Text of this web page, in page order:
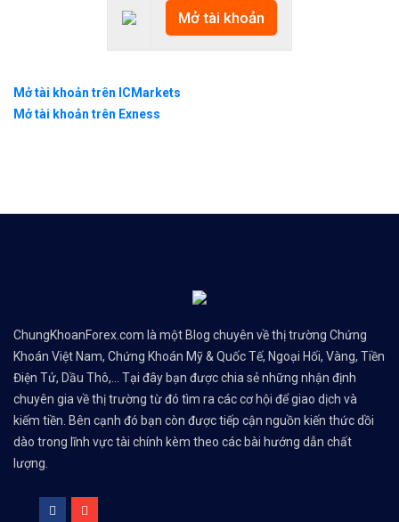
Mở tài khoản
Mở tài khoản trên ICMarkets
Mở tài khoản trên Exness
ChungKhoanForex.com là một Blog chuyên về thị trường Chứng
Khoán Việt Nam, Chứng Khoán Mỹ & Quốc Tế, Ngoại Hối, Vàng, Tiền
Điện Tử, Dầu Thô,... Tại đây bạn được chia sẻ những nhận định
chuyên gia về thị trường từ đó tìm ra các cơ hội để giao dịch và
kiếm tiền. Bên cạnh đó bạn còn được tiếp cận nguồn kiến thức dồi
dào trong lĩnh vực tài chính kèm theo các bài hướng dẫn chất
lượng.